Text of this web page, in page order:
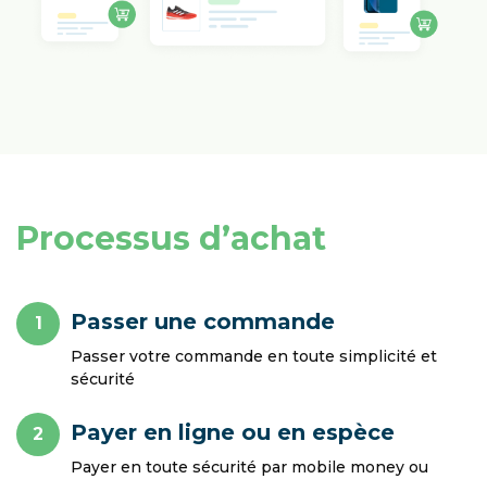
Processus d’achat
1 Passer une commande
Passer votre commande en toute simplicité et
sécurité
2 Payer en ligne ou en espèce
Payer en toute sécurité par mobile money ou